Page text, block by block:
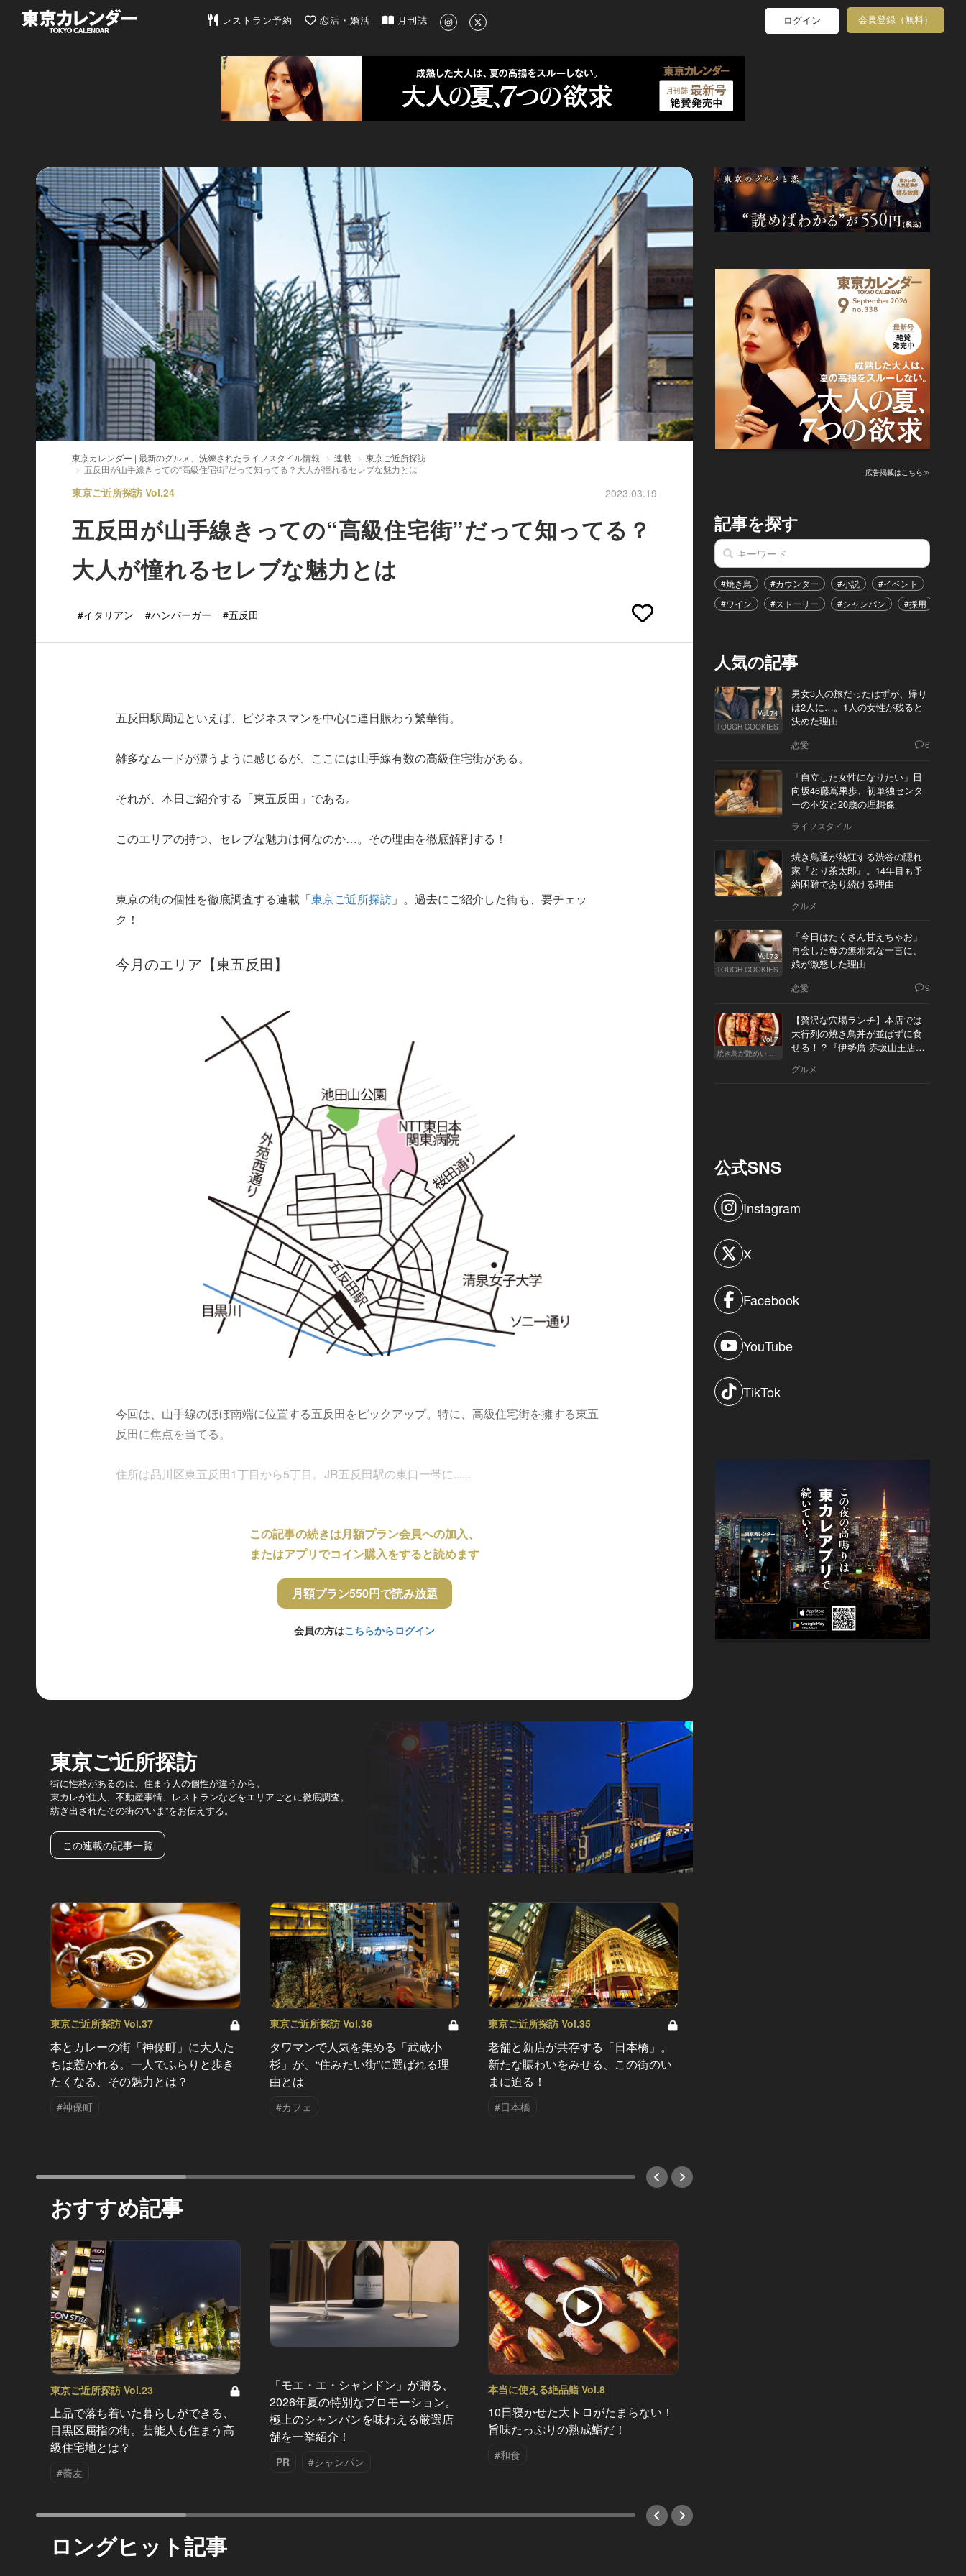
東京カレンダー | 最新のグルメ、洗練されたライフスタイル情報
レストラン予約 恋活・婚活 月刊誌 ログイン 会員登録（無料）
東京カレンダー | 最新のグルメ、洗練されたライフスタイル情報 連載
東京ご近所探訪
五反田が山手線きっての“高級住宅街”だって知ってる？大人が憧れるセレブな魅力とは
東京ご近所探訪 Vol.24 2023.03.19
五反田が山手線きっての“高級住宅街”だって知ってる？
大人が憧れるセレブな魅力とは
#イタリアン #ハンバーガー #五反田
五反田駅周辺といえば、ビジネスマンを中心に連日賑わう繁華街。
雑多なムードが漂うように感じるが、ここには山手線有数の高級住宅街がある。
それが、本日ご紹介する「東五反田」である。
このエリアの持つ、セレブな魅力は何なのか…。その理由を徹底解剖する！
東京の街の個性を徹底調査する連載「東京ご近所探訪 」。過去にご紹介した街も、要チェッ
ク！
今月のエリア【東五反田】
今回は、山手線のほぼ南端に位置する五反田をピックアップ。特に、高級住宅街を擁する東五
反田に焦点を当てる。
住所は品川区東五反田1丁目から5丁目。JR五反田駅の東口一帯に......
この記事の続きは月額プラン会員への加入、
またはアプリでコイン購入をすると読めます
月額プラン550円で読み放題
会員の方はこちらからログイン
東京ご近所探訪
街に性格があるのは、住まう人の個性が違うから。
東カレが住人、不動産事情、レストランなどをエリアごとに徹底調査。
紡ぎ出されたその街の“いま”をお伝えする。
この連載の記事一覧
東京ご近所探訪 Vol.37
本とカレーの街「神保町」に大人た
ちは惹かれる。一人でふらりと歩き
たくなる、その魅力とは？
#神保町
東京ご近所探訪 Vol.36
タワマンで人気を集める「武蔵小
杉」が、“住みたい街”に選ばれる理
由とは
#カフェ
東京ご近所探訪 Vol.35
老舗と新店が共存する「日本橋」。
新たな賑わいをみせる、この街のい
まに迫る！
#日本橋
おすすめ記事
東京ご近所探訪 Vol.23
上品で落ち着いた暮らしができる、
目黒区屈指の街。芸能人も住まう高
級住宅地とは？
#蕎麦
「モエ・エ・シャンドン」が贈る、
2026年夏の特別なプロモーション。
極上のシャンパンを味わえる厳選店
舗を一挙紹介！
PR #シャンパン
本当に使える絶品鮨 Vol.8
10日寝かせた大トロがたまらない！
旨味たっぷりの熟成鮨だ！
#和食
ロングヒット記事
広告掲載はこちら≫
記事を探す
#焼き鳥 #カウンター #小説 #イベント
#ワイン
#ストーリー #シャンパン #採用
人気の記事
Vol.74
TOUGH COOKIES
男女3人の旅だったはずが、帰り
は2人に…。1人の女性が残ると
決めた理由
恋愛 6
「自立した女性になりたい」日
向坂46藤嶌果歩、初単独センタ
ーの不安と20歳の理想像
ライフスタイル
焼き鳥通が熱狂する渋谷の隠れ
家『とり茶太郎』。14年目も予
約困難であり続ける理由
グルメ
Vol.73
TOUGH COOKIES
「今日はたくさん甘えちゃお」
再会した母の無邪気な一言に、
娘が激怒した理由
恋愛 9
Vol.7
焼き鳥が艶めいてきた
【贅沢な穴場ランチ】本店では
大行列の焼き鳥丼が並ばずに食
せる！？『伊勢廣 赤坂山王店』
グルメ
公式SNS
Instagram
X
Facebook
YouTube
TikTok